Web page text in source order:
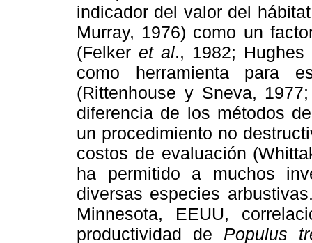
indicador del valor del
Murray, 1976) como un
(Felker et al., 1982; Hughes
como herramienta para
(Rittenhouse y Sneva,
diferencia de los métodos
un procedimiento no
costos de evaluación
ha permitido a muchos
diversas especies
Minnesota, EEUU,
productividad de Populus